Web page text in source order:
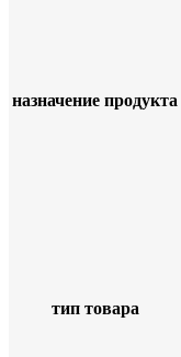
назначение продукта
тип товара